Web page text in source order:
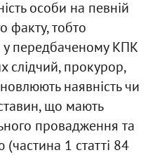
особи на певній
факту, тобто
у передбаченому КПК
слідчий, прокурор,
наявність чи
що мають
провадження та
1 статті 84